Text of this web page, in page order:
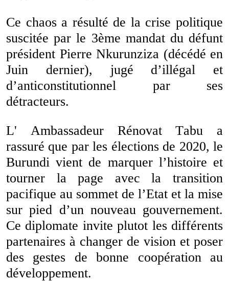
Ce chaos a résulté de la crise politique
suscitée par le 3ème mandat du défunt
président Pierre Nkurunziza (décédé en
Juin dernier), jugé d’illégal et
d’anticonstitutionnel par ses
détracteurs.
L' Ambassadeur Rénovat Tabu a
rassuré que par les élections de 2020, le
Burundi vient de marquer l’histoire et
tourner la page avec la transition
pacifique au sommet de l’Etat et la mise
sur pied d’un nouveau gouvernement.
Ce diplomate invite plutot les différents
partenaires à changer de vision et poser
des gestes de bonne coopération au
développement.